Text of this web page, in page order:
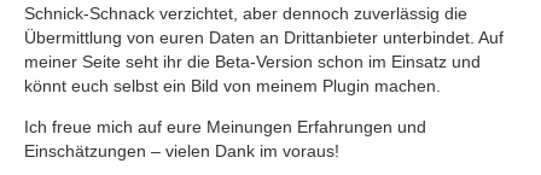
Schnick-Schnack verzichtet, aber dennoch zuverlässig die
Übermittlung von euren Daten an Drittanbieter unterbindet. Auf
meiner Seite seht ihr die Beta-Version schon im Einsatz und
könnt euch selbst ein Bild von meinem Plugin machen.
Ich freue mich auf eure Meinungen Erfahrungen und
Einschätzungen – vielen Dank im voraus!